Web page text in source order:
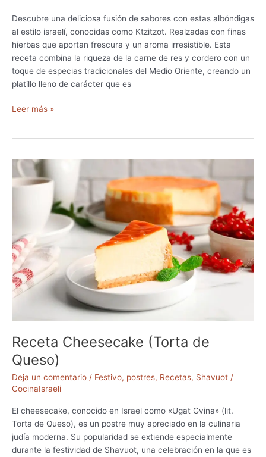
E
n
s
a
l
a
a
r
d
i
c
a
l
J
u
d
a
e
f
a
r
í
Descubre una deliciosa fusión de sabores con estas albóndigas
al estilo israelí, conocidas como Ktzitzot. Realzadas con finas
hierbas que aportan frescura y un aroma irresistible. Esta
receta combina la riqueza de la carne de res y cordero con un
toque de especias tradicionales del Medio Oriente, creando un
platillo lleno de carácter que es
R
t
A
n
d
i
g
a
E
s
i
o
I
s
r
Leer más »
Receta Cheesecake (Torta de
Queso)
Deja un comentario / Festivo, postres, Recetas, Shavuot /
CocinaIsraeli
El cheesecake, conocido en Israel como «Ugat Gvina» (lit.
Torta de Queso), es un postre muy apreciado en la culinaria
judía moderna. Su popularidad se extiende especialmente
durante la festividad de Shavuot, una celebración en la que es